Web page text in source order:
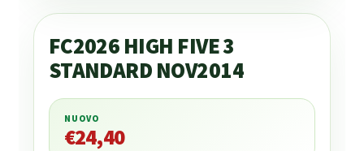
FC2026 HIGH FIVE 3
STANDARD NOV2014
24,40
NUOVO
€24,40